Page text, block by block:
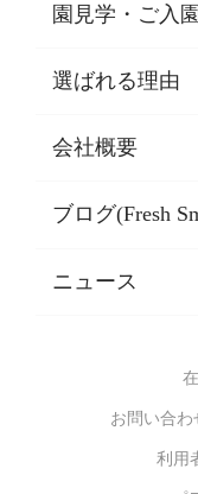
園見学・ご入
園見学・ご
東京都認証
選ばれる理由
選ばれる理由
乳児期・幼
バイリン
スポーツ
モンテッ
STEAMS
会社概要
会社概要
SDGsについ
ブログ(Fresh
ニュース
お問い合わ
利用